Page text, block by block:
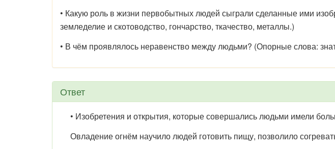
• Какую роль в жизни первобытных людей сыграли сделанные ими
земледелие и скотоводство, гончарство, ткачество, металлы.)
• В чём проявлялось неравенство между людьми? (Опорные слова:
Ответ
• Изобретения и открытия, которые совершались людьми имели
Овладение огнём научило людей готовить пищу, позволило